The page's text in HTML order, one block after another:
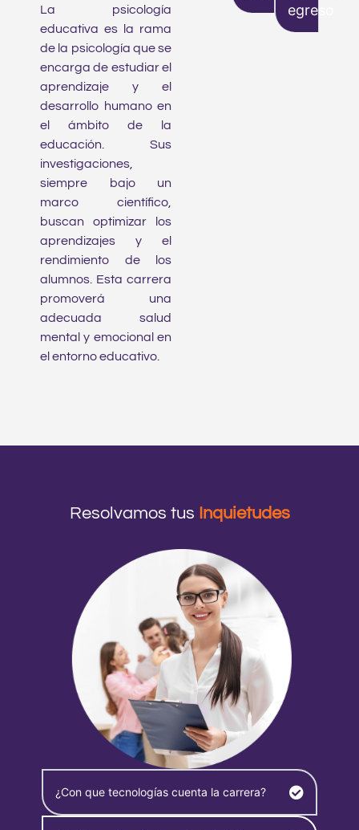
La psicología
educativa es la rama
de la psicología que se
encarga de estudiar el
aprendizaje y el
desarrollo humano en
el ámbito de la
educación. Sus
investigaciones,
siempre bajo un
marco científico,
buscan optimizar los
aprendizajes y el
rendimiento de los
alumnos. Esta carrera
promoverá una
adecuada salud
mental y emocional en
el entorno educativo.
egreso
Resolvamos tus Inquietudes
¿Con que tecnologías cuenta la carrera?